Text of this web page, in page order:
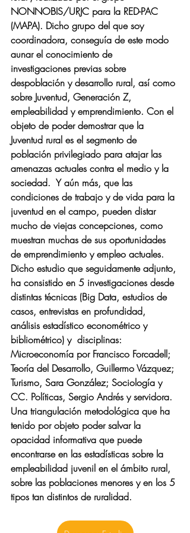
NONNOBIS/URJC para la RED-PAC
(MAPA). Dicho grupo del que soy
coordinadora, conseguía de este modo
aunar el conocimiento de
investigaciones previas sobre
despoblación y desarrollo rural, así como
sobre Juventud, Generación Z,
empleabilidad y emprendimiento. Con el
objeto de poder demostrar que la
Juventud rural es el segmento de
población privilegiado para atajar las
amenazas actuales contra el medio y la
sociedad.  Y aún más, que las
condiciones de trabajo y de vida para la
juventud en el campo, pueden distar
mucho de viejas concepciones, como
muestran muchas de sus oportunidades
de emprendimiento y empleo actuales.
Dicho estudio que seguidamente adjunto,
ha consistido en 5 investigaciones desde
distintas técnicas (Big Data, estudios de
casos, entrevistas en profundidad,
análisis estadístico econométrico y
bibliométrico) y  disciplinas:
Microeconomía por Francisco Forcadell;
Teoría del Desarrollo, Guillermo Vázquez;
Turismo, Sara González; Sociología y
CC. Políticas, Sergio Andrés y servidora.
Una triangulación metodológica que ha
tenido por objeto poder salvar la
opacidad informativa que puede
encontrarse en las estadísticas sobre la
empleabilidad juvenil en el ámbito rural,
sobre las poblaciones menores y en los 5
tipos tan distintos de ruralidad.